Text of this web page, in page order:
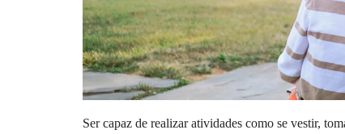
Ser capaz de realizar atividades como se vestir,